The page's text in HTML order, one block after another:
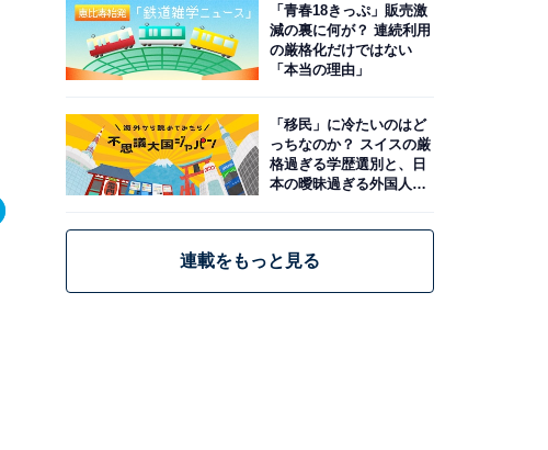
「青春18きっぷ」販売激
減の裏に何が？ 連続利用
の厳格化だけではない
「本当の理由」
「移民」に冷たいのはど
っちなのか？ スイスの厳
格過ぎる学歴選別と、日
本の曖昧過ぎる外国人政
連載をもっと見る